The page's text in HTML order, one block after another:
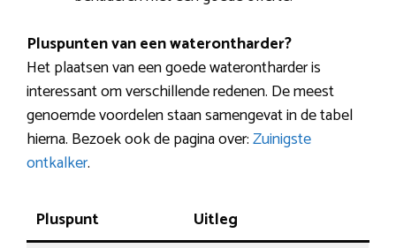
Pluspunten van een waterontharder?
Het plaatsen van een goede waterontharder is
interessant om verschillende redenen. De meest
genoemde voordelen staan samengevat in de tabel
hierna. Bezoek ook de pagina over:Zuinigste
ontkalker.
Pluspunt Uitleg